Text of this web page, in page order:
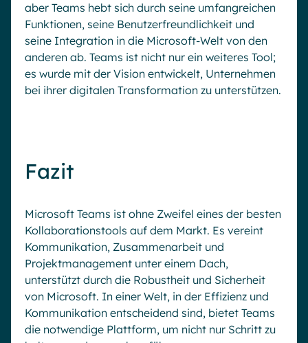
aber Teams hebt sich durch seine umfangreichen
Funktionen, seine Benutzerfreundlichkeit und
seine Integration in die Microsoft-Welt von den
anderen ab. Teams ist nicht nur ein weiteres Tool;
es wurde mit der Vision entwickelt, Unternehmen
bei ihrer digitalen Transformation zu unterstützen.
Fazit
Microsoft Teams ist ohne Zweifel eines der besten
Kollaborationstools auf dem Markt. Es vereint
Kommunikation, Zusammenarbeit und
Projektmanagement unter einem Dach,
unterstützt durch die Robustheit und Sicherheit
von Microsoft. In einer Welt, in der Effizienz und
Kommunikation entscheidend sind, bietet Teams
die notwendige Plattform, um nicht nur Schritt zu